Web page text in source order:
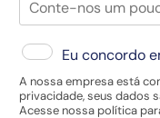
Eu concordo
A nossa empresa está
privacidade, seus dados
Acesse nossa política